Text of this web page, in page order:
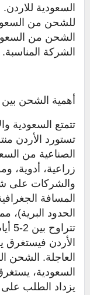
السعودية
للشحن من
الشحن من
الشركة المناسبة.
أهمية الشحن بين
تتمتع السعودية
تستورد الأردن
الصناعية من
زراعية، أدوية،
والشركات على
الحدود البرية)،
الأردن فيستغرق
العاجلة.
يزداد الطلب